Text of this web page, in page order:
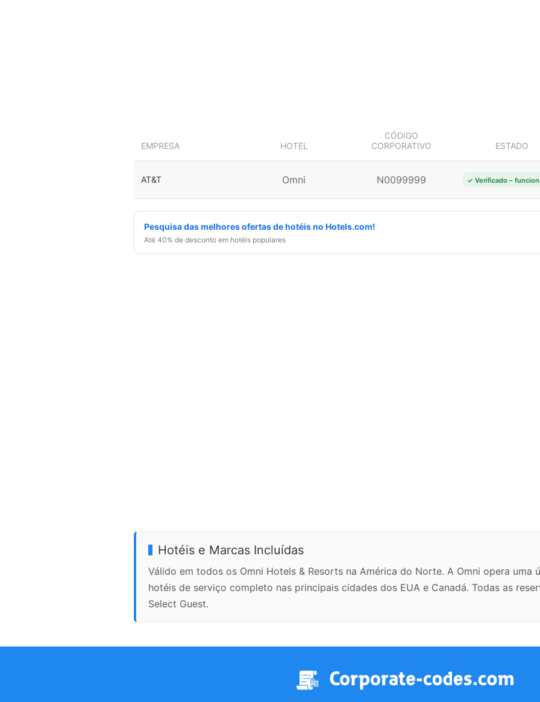
EMPRESA HOTEL
CÓDIGO
CORPORATIVO
ESTADO
AT&T Omni N0099999 ✓ Verificado –
Pesquisa das melhores ofertas de hotéis no Hotels.com!
Até 40% de desconto em hotéis populares
Hotéis e Marcas Incluídas
Válido em todos os Omni Hotels & Resorts na América do Norte. A Omni opera uma
hotéis de serviço completo nas principais cidades dos EUA e Canadá. Todas as
Select Guest.